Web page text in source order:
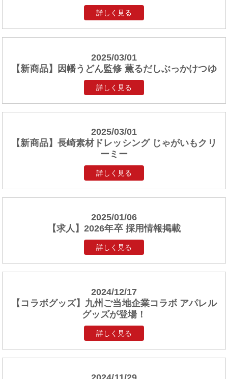
詳しく見る
2025/03/01
【新商品】因幡うどん監修 薫るだしぶっかけつゆ
詳しく見る
2025/03/01
【新商品】長崎素材ドレッシング じゃがいもクリ
ーミー
詳しく見る
2025/01/06
【求人】2026年卒 採用情報掲載
詳しく見る
2024/12/17
【コラボグッズ】九州ご当地企業コラボ アパレル
グッズが登場！
詳しく見る